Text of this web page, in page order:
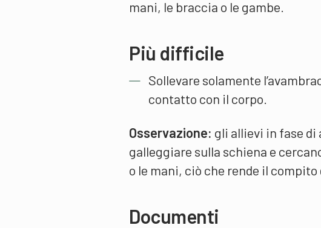
mani, le braccia o le gambe.
Più difficile
Sollevare solamente
contatto con il corpo.
Osservazione: gli allievi in fase
galleggiare sulla schiena e
o le mani, ciò che rende il
Documenti